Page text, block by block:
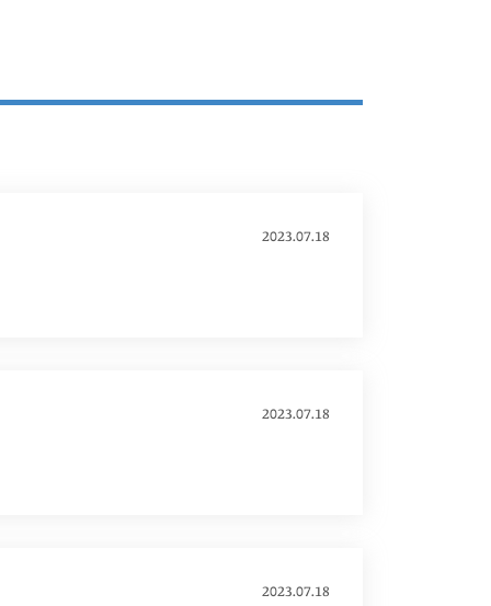
2023.07.18
2023.07.18
2023.07.18